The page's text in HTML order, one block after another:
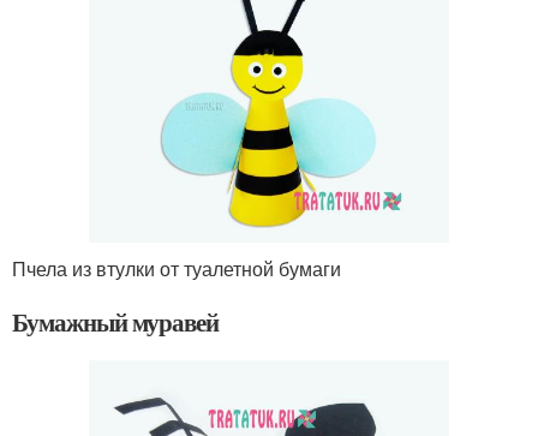
Пчела из втулки от туалетной бумаги
Бумажный муравей